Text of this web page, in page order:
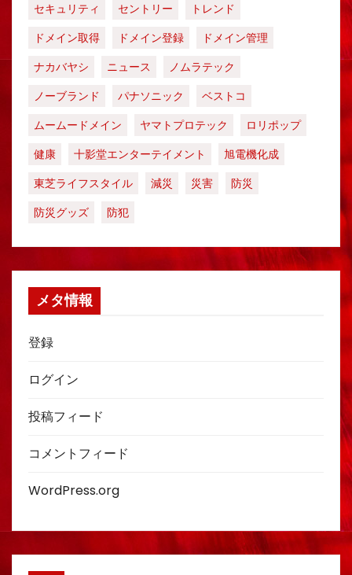
セキュリティ
セントリー
トレンド
ドメイン取得
ドメイン登録
ドメイン管理
ナカバヤシ
ニュース
ノムラテック
ノーブランド
パナソニック
ベストコ
ムームードメイン
ヤマトプロテック
ロリポップ
健康
十影堂エンターテイメント
旭電機化成
東芝ライフスタイル
減災 災害
防災
防災グッズ
防犯
メタ情報
登録
ログイン
投稿フィード
コメントフィード
WordPress.org